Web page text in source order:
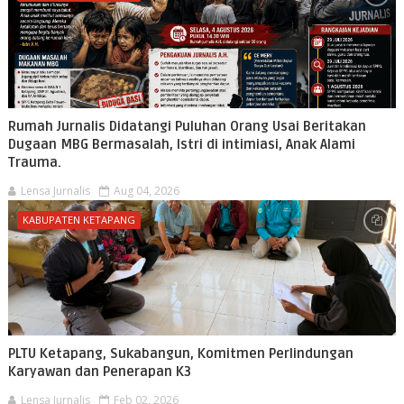
Rumah Jurnalis Didatangi Puluhan Orang Usai Beritakan
Dugaan MBG Bermasalah, Istri di intimiasi, Anak Alami
Trauma.
Lensa Jurnalis Aug 04, 2026
KABUPATEN KETAPANG
PLTU Ketapang, Sukabangun, Komitmen Perlindungan
Karyawan dan Penerapan K3
Lensa Jurnalis Feb 02, 2026